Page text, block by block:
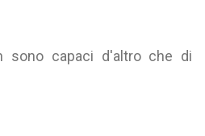
sono capaci d'altro che di